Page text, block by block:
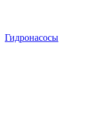
Гидронасосы